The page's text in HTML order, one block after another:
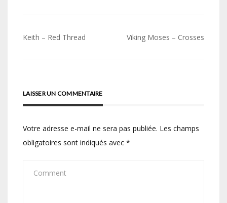
Navigation
Keith – Red Thread Viking Moses – Crosses
LAISSER UN COMMENTAIRE
Votre adresse e-mail ne sera pas publiée. Les champs
obligatoires sont indiqués avec *